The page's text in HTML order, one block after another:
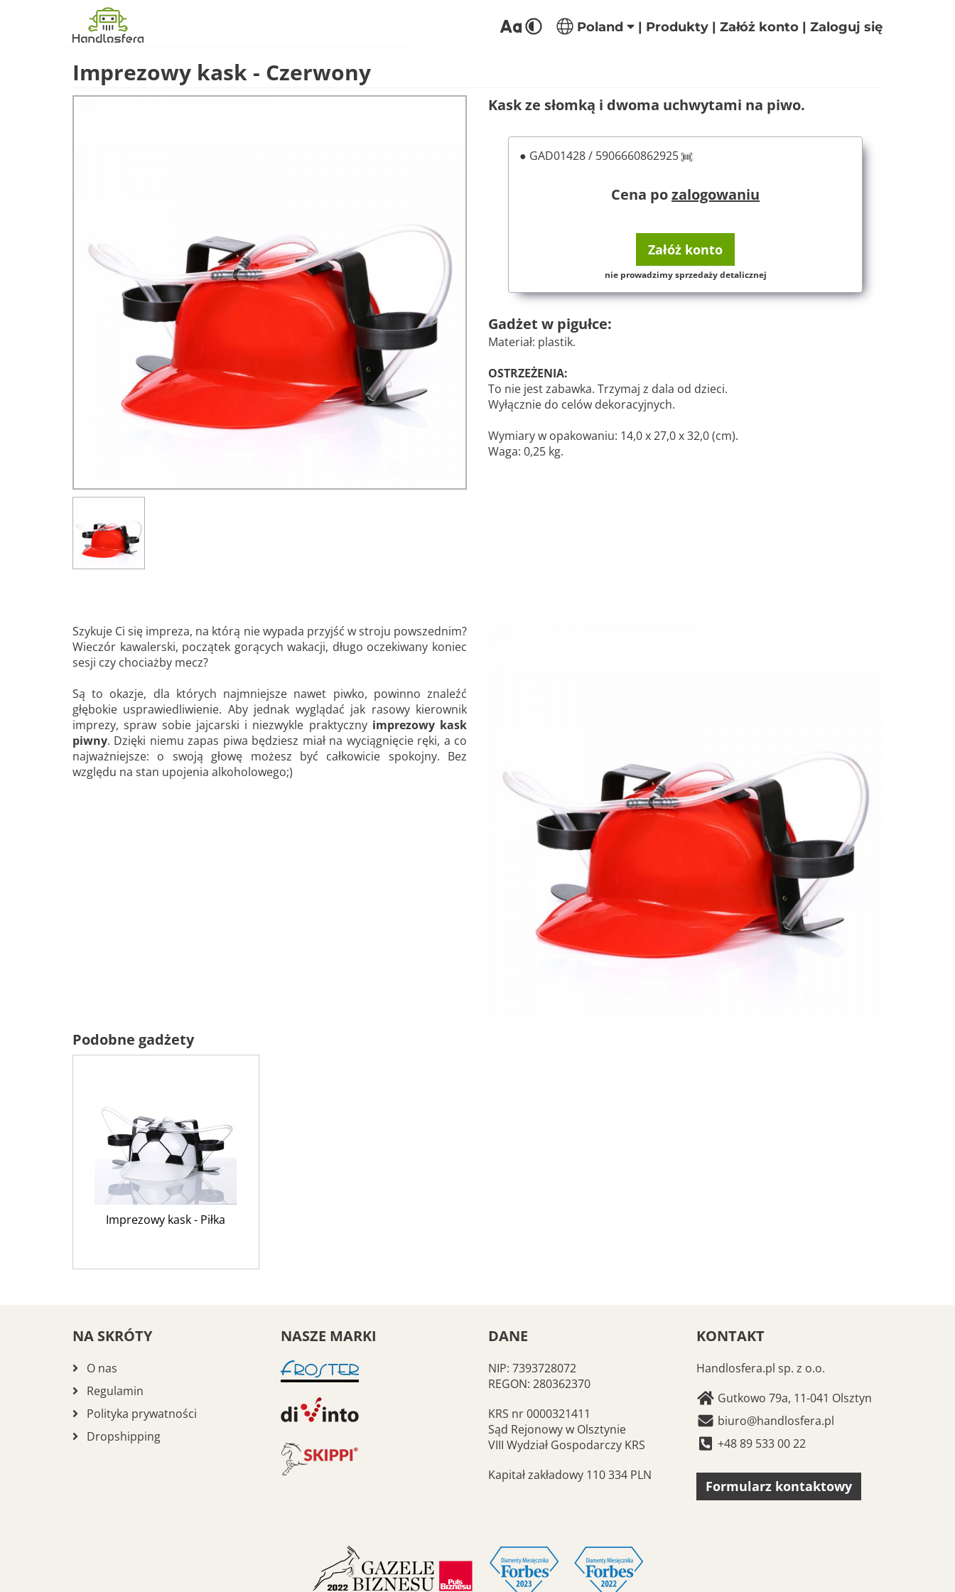
Poland | Produkty | Załóż konto | Zaloguj się
Imprezowy kask - Czerwony
Kask ze słomką i dwoma uchwytami na piwo.
● GAD01428 / 5906660862925
Cena pozalogowaniu
Załóż konto
nie prowadzimy sprzedaży detalicznej
Gadżet w pigułce:
Materiał: plastik.
OSTRZEŻENIA:
To nie jest zabawka. Trzymaj z dala od dzieci.
Wyłącznie do celów dekoracyjnych.
Wymiary w opakowaniu: 14,0 x 27,0 x 32,0 (cm).
Waga: 0,25 kg.
Szykuje Ci się impreza, na którą nie wypada przyjść w stroju powszednim?
Wieczór kawalerski, początek gorących wakacji, długo oczekiwany koniec
sesji czy chociażby mecz?
Są to okazje, dla których najmniejsze nawet piwko, powinno znaleźć
głębokie usprawiedliwienie. Aby jednak wyglądać jak rasowy kierownik
imprezy, spraw sobie jajcarski i niezwykle praktycznyimprezowy kask
piwny. Dzięki niemu zapas piwa będziesz miał na wyciągnięcie ręki, a co
najważniejsze: o swoją głowę możesz być całkowicie spokojny. Bez
względu na stan upojenia alkoholowego;)
Podobne gadżety
Imprezowy kask - Piłka
NA SKRÓTY
O nas
Regulamin
Polityka prywatności
Dropshipping
NASZE MARKI DANE
NIP: 7393728072
REGON: 280362370
KRS nr 0000321411
Sąd Rejonowy w Olsztynie
VIII Wydział Gospodarczy KRS
Kapitał zakładowy 110 334 PLN
KONTAKT
Handlosfera.pl sp. z o.o.
Gutkowo 79a, 11-041 Olsztyn
biuro@handlosfera.pl
+48 89 533 00 22
Formularz kontaktowy